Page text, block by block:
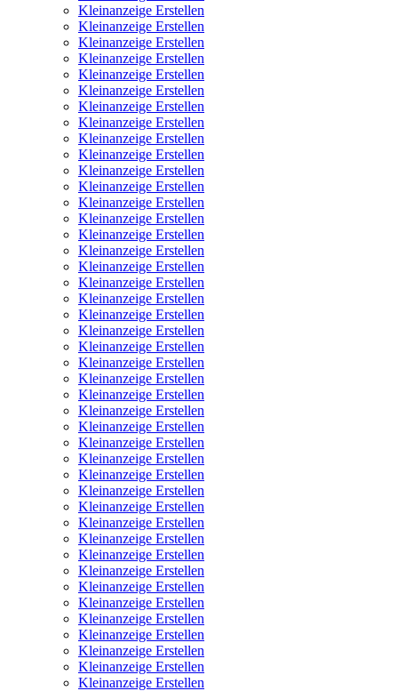
Kleinanzeige Erstellen
Kleinanzeige Erstellen
Kleinanzeige Erstellen
Kleinanzeige Erstellen
Kleinanzeige Erstellen
Kleinanzeige Erstellen
Kleinanzeige Erstellen
Kleinanzeige Erstellen
Kleinanzeige Erstellen
Kleinanzeige Erstellen
Kleinanzeige Erstellen
Kleinanzeige Erstellen
Kleinanzeige Erstellen
Kleinanzeige Erstellen
Kleinanzeige Erstellen
Kleinanzeige Erstellen
Kleinanzeige Erstellen
Kleinanzeige Erstellen
Kleinanzeige Erstellen
Kleinanzeige Erstellen
Kleinanzeige Erstellen
Kleinanzeige Erstellen
Kleinanzeige Erstellen
Kleinanzeige Erstellen
Kleinanzeige Erstellen
Kleinanzeige Erstellen
Kleinanzeige Erstellen
Kleinanzeige Erstellen
Kleinanzeige Erstellen
Kleinanzeige Erstellen
Kleinanzeige Erstellen
Kleinanzeige Erstellen
Kleinanzeige Erstellen
Kleinanzeige Erstellen
Kleinanzeige Erstellen
Kleinanzeige Erstellen
Kleinanzeige Erstellen
Kleinanzeige Erstellen
Kleinanzeige Erstellen
Kleinanzeige Erstellen
Kleinanzeige Erstellen
Kleinanzeige Erstellen
Kleinanzeige Erstellen